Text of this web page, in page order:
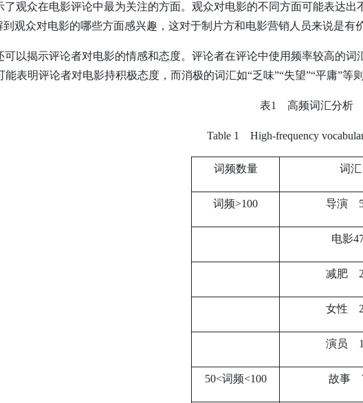
了观众在电影评论中最为关注的方面。观众对电影的不同方面可能表达
观众对电影的哪些方面感兴趣，这对于制片方和电影营销人员来说是有
可以揭示评论者对电影的情感和态度。评论者在评论中使用频率较高的
能表明评论者对电影持积极态度，而消极的词汇如“乏味”“失望”“平庸”等
表1 高频词汇分析
Table 1 High-frequency
词频数量 词汇
词频>100 导演
电影
减肥
女性
演员
50<词频<100 故事